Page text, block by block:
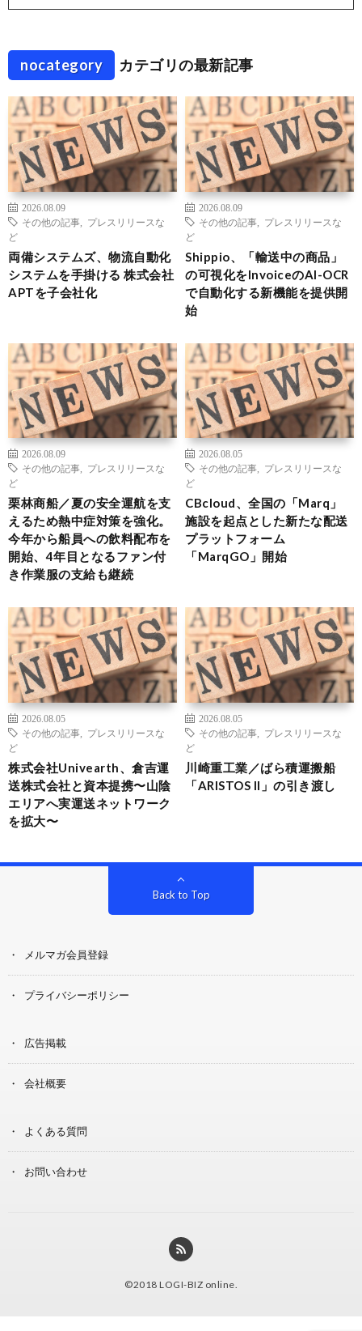
nocategory カテゴリの最新記事
2026.08.09
その他の記事
プレスリリースな
ど
両備システムズ、物流自動化
システムを手掛ける 株式会社
APTを子会社化
2026.08.09
その他の記事
プレスリリースな
ど
Shippio、「輸送中の商品」
の可視化をInvoiceのAI-OCR
で自動化する新機能を提供開
始
2026.08.09
その他の記事
プレスリリースな
ど
栗林商船／夏の安全運航を支
えるため熱中症対策を強化。
今年から船員への飲料配布を
開始、4年目となるファン付
き作業服の支給も継続
2026.08.05
その他の記事
プレスリリースな
ど
CBcloud、全国の「Marq」
施設を起点とした新たな配送
プラットフォーム
「MarqGO」開始
2026.08.05
その他の記事
プレスリリースな
ど
株式会社Univearth、倉吉運
送株式会社と資本提携〜山陰
エリアへ実運送ネットワーク
を拡大〜
2026.08.05
その他の記事
プレスリリースな
ど
川崎重工業／ばら積運搬船
「ARISTOS II」の引き渡し
Back to Top
メルマガ会員登録
プライバシーポリシー
広告掲載
会社概要
よくある質問
お問い合わせ
©2018 LOGI-BIZ online